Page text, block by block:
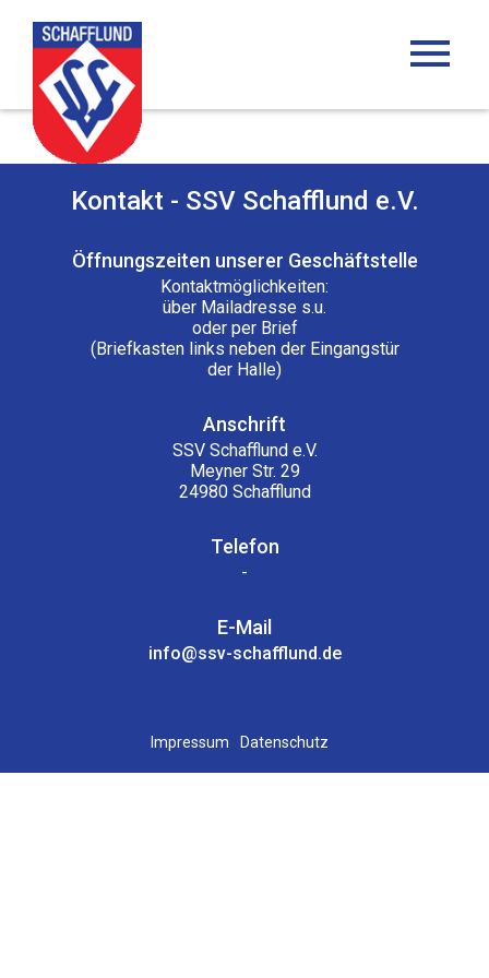
menu
Kontakt - SSV Schafflund e.V.
Öffnungszeiten unserer Geschäftstelle
Kontaktmöglichkeiten:
über Mailadresse s.u.
oder per Brief
(Briefkasten links neben der Eingangstür
der Halle)
Anschrift
SSV Schafflund e.V.
Meyner Str. 29
24980 Schafflund
Telefon
-
E-Mail
info@ssv-schafflund.de
Impressum Datenschutz